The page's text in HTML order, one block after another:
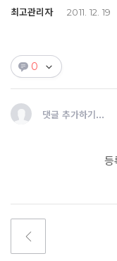
최고관리자 2011. 12. 19
0
댓글 추가하기...
등